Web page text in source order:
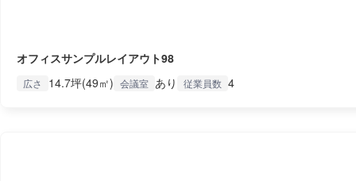
オフィスサンプルレイアウト98
広さ 14.7坪(49㎡) 会議室 あり 従業員数 4